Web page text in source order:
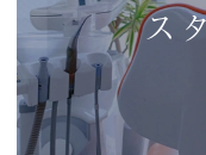
ス